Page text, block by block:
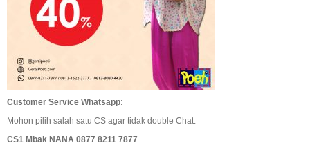
Customer Service Whatsapp:
Mohon pilih salah satu CS agar tidak double Chat.
CS1 Mbak NANA 0877 8211 7877